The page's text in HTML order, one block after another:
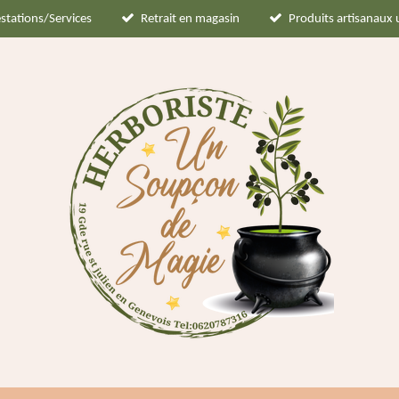
Services Retrait en magasin Produits artisanaux